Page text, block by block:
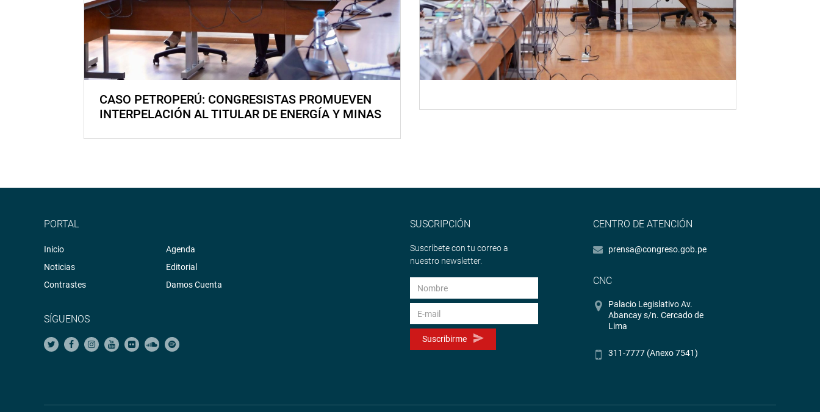
CASO PETROPERÚ: CONGRESISTAS PROMUEVEN
INTERPELACIÓN AL TITULAR DE ENERGÍA Y MINAS
PORTAL
Inicio
Noticias
Contrastes
Agenda
Editorial
Damos Cuenta
SÍGUENOS
SUSCRIPCIÓN
Suscríbete con tu correo a
nuestro newsletter.
Suscribirme
CENTRO DE ATENCIÓN
prensa@congreso.gob.pe
CNC
Palacio Legislativo Av.
Abancay s/n. Cercado de
Lima
311-7777 (Anexo 7541)